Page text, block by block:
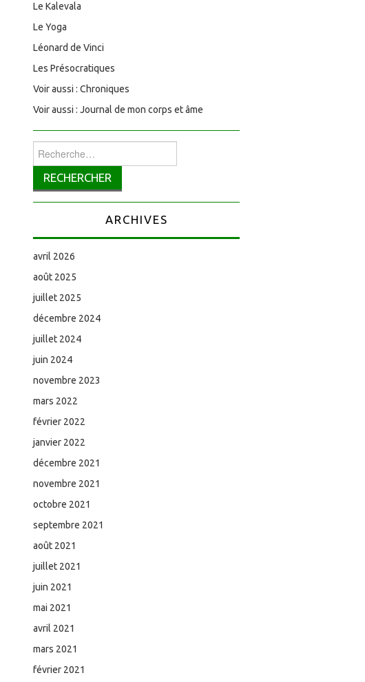
Le Kalevala
Le Yoga
Léonard de Vinci
Les Présocratiques
Voir aussi : Chroniques
Voir aussi : Journal de mon corps et âme
Rechercher :
ARCHIVES
avril 2026
août 2025
juillet 2025
décembre 2024
juillet 2024
juin 2024
novembre 2023
mars 2022
février 2022
janvier 2022
décembre 2021
novembre 2021
octobre 2021
septembre 2021
août 2021
juillet 2021
juin 2021
mai 2021
avril 2021
mars 2021
février 2021